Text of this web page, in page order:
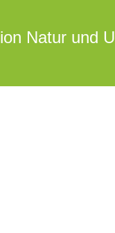
Natur und